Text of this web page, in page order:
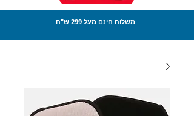
משלוח חינם מעל 299 ש"ח